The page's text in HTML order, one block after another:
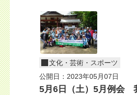
文化・芸術・スポーツ
公開日：2023年05月07日
5月6日（土）5月例会